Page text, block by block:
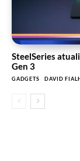
SteelSeries
Gen 3
GADGETS DAVID